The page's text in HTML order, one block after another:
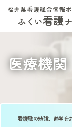
福井県看護総合情報
ふくい看護
医療機関
看護職の勉強、進学を